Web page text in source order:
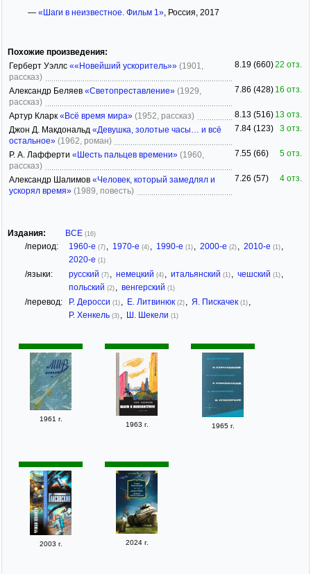
— «Шаги в неизвестное. Фильм 1», Россия, 2017
Похожие произведения:
Герберт Уэллс ««Новейший ускоритель»» (1901,
рассказ)
8.19 (660)22 отз.
Александр Беляев «Светопреставление» (1929,
рассказ)
7.86 (428) 16 отз.
Артур Кларк «Всё время мира» (1952, рассказ) 8.13 (516) 13 отз.
Джон Д. Макдональд «Девушка, золотые часы… и всё
остальное» (1962, роман)
7.84 (123) 3 отз.
Р. А. Лафферти «Шесть пальцев времени» (1960,
рассказ)
7.55 (66) 5 отз.
Александр Шалимов «Человек, который замедлял и
ускорял время» (1989, повесть)
7.26 (57) 4 отз.
Издания: ВСЕ (16)
/период: 1960-е (7) , 1970-е (4) , 1990-е (1) , 2000-е (2) , 2010-е (1) ,
2020-е (1)
/языки: русский (7) , немецкий (4) , итальянский (1) , чешский (1) ,
польский (2) , венгерский (1)
/перевод: Р. Деросси (1) , Е. Литвинюк (2) , Я. Пискачек (1) ,
Р. Хенкель (3) , Ш. Шекели (1)
1961 г.
1963 г. 1965 г.
2003 г. 2024 г.